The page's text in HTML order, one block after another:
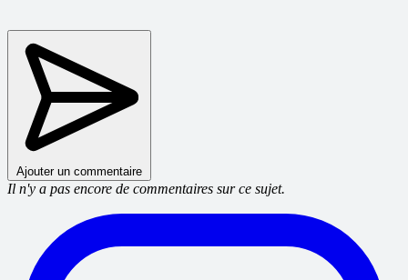
Ajouter un commentaire
Il n'y a pas encore de commentaires sur ce sujet.